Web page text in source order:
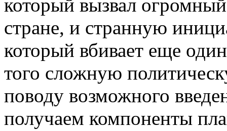
который вызвал
стране, и странную
который вбивает еще
того сложную
поводу возможного
получаем компоненты